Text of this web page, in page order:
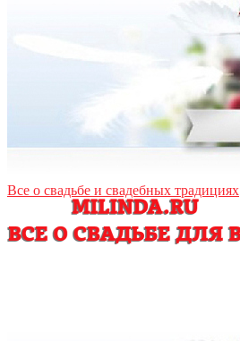
Все о свадьбе и свадебных традициях